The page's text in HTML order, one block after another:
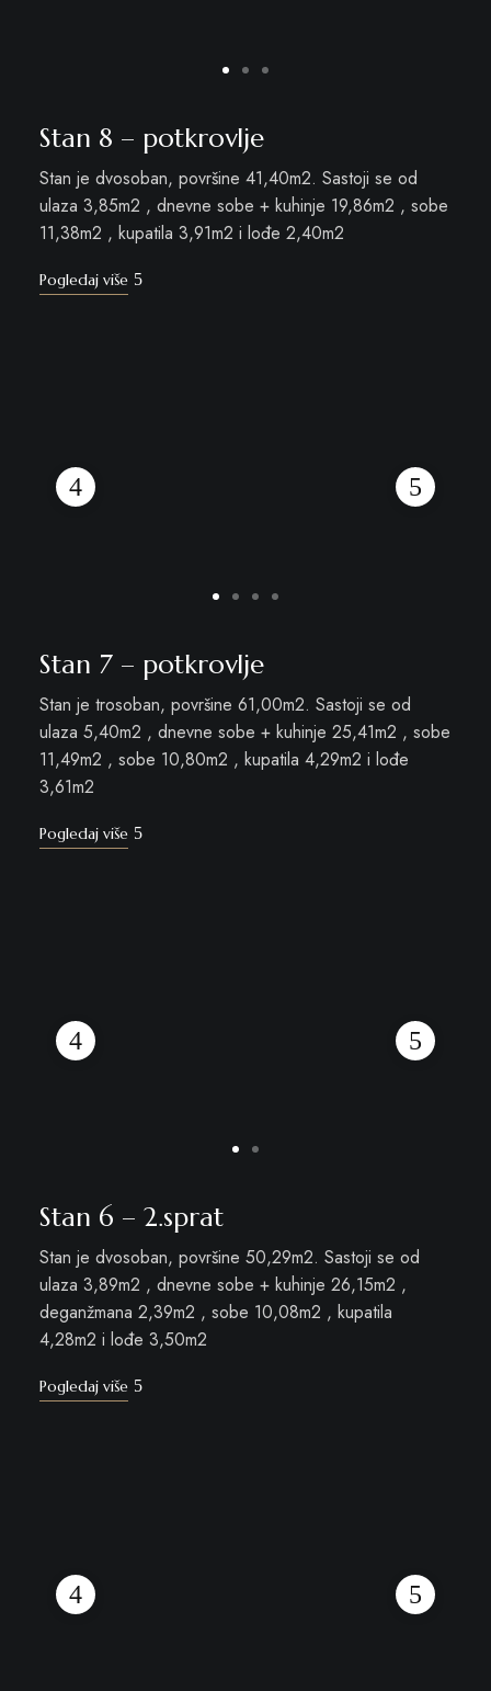
Stan 8 – potkrovlje
Stan je dvosoban, površine 41,40m2. Sastoji se od
ulaza 3,85m2 , dnevne sobe + kuhinje 19,86m2 , sobe
11,38m2 , kupatila 3,91m2 i lođe 2,40m2
Pogledaj više
Stan 7 – potkrovlje
Stan je trosoban, površine 61,00m2. Sastoji se od
ulaza 5,40m2 , dnevne sobe + kuhinje 25,41m2 , sobe
11,49m2 , sobe 10,80m2 , kupatila 4,29m2 i lođe
3,61m2
Pogledaj više
Stan 6 – 2.sprat
Stan je dvosoban, površine 50,29m2. Sastoji se od
ulaza 3,89m2 , dnevne sobe + kuhinje 26,15m2 ,
deganžmana 2,39m2 , sobe 10,08m2 , kupatila
4,28m2 i lođe 3,50m2
Pogledaj više